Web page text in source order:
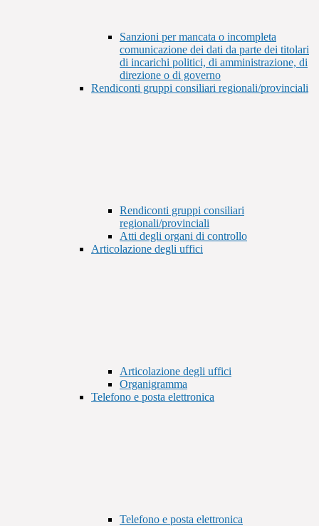
Sanzioni per mancata o incompleta
comunicazione dei dati da parte dei titolari
di incarichi politici, di amministrazione, di
direzione o di governo
Rendiconti gruppi consiliari regionali/provinciali
Rendiconti gruppi consiliari
regionali/provinciali
Atti degli organi di controllo
Articolazione degli uffici
Articolazione degli uffici
Organigramma
Telefono e posta elettronica
Telefono e posta elettronica